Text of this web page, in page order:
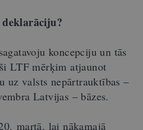
koncepciju un tās
LTF mērķim atjaunot
uz valsts nepārtrauktības –
Latvijas – bāzes.
martā, lai nākamajā